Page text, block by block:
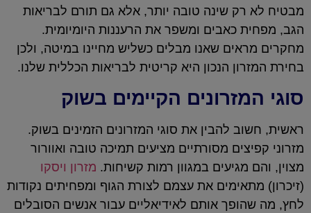
מבטיח לא רק שינה טובה יותר, אלא גם תורם לבריאות
הגב, מפחית כאבים ומשפר את הרעננות היומיומית.
מחקרים מראים שאנו מבלים כשליש מחיינו במיטה, ולכן
בחירת המזרון הנכון היא קריטית לבריאות הכללית שלנו.
סוגי המזרונים הקיימים בשוק
ראשית, חשוב להבין את סוגי המזרונים הזמינים בשוק.
מזרוני קפיצים מסורתיים מציעים תמיכה טובה ואוורור
מצוין, והם מגיעים במגוון רמות קשיחות. מזרון ויסקו
(זיכרון) מתאימים את עצמם לצורת הגוף ומפחיתים נקודות
לחץ, מה שהופך אותם לאידיאליים עבור אנשים הסובלים